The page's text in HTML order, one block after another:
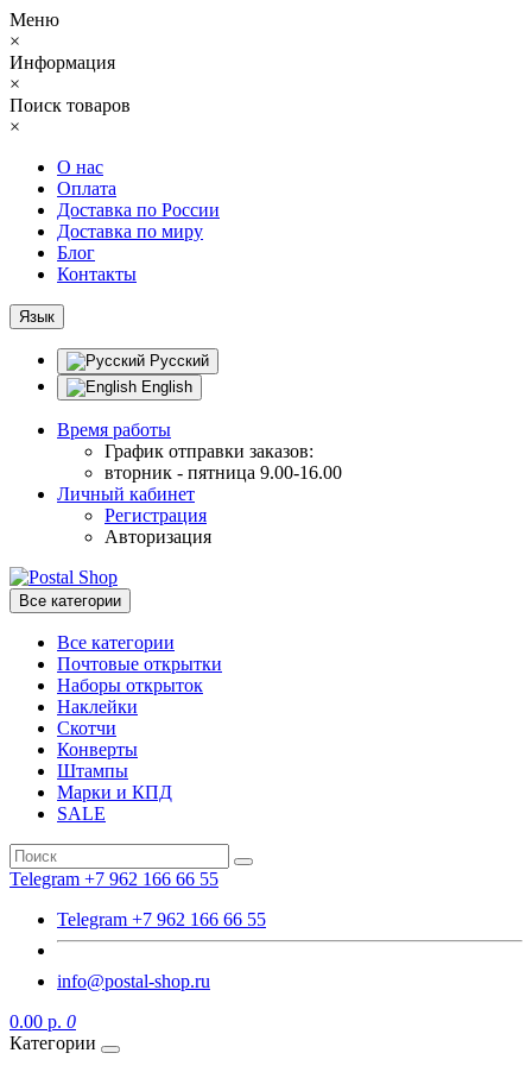
Меню
×
Информация
×
Поиск товаров
×
О нас
Оплата
Доставка по России
Доставка по миру
Блог
Контакты
Язык
Русский
English
Время работы
График отправки заказов:
вторник - пятница 9.00-16.00
Личный кабинет
Регистрация
Авторизация
Все категории
Все категории
Почтовые открытки
Наборы открыток
Наклейки
Скотчи
Конверты
Штампы
Марки и КПД
SALE
Telegram +7 962 166 66 55
Telegram +7 962 166 66 55
info@postal-shop.ru
0.00 р. 0
Категории